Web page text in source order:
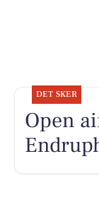
DET SKER
Open